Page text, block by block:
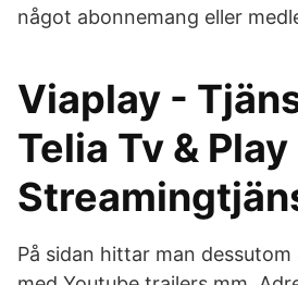
något abonnemang eller
Viaplay -
Telia Tv & Play
På sidan hittar man dessutom